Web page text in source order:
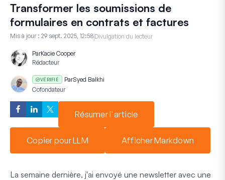
Transformer les soumissions de
formulaires en contrats et factures
Mis à jour : 29 sept. 2025, 12:58 Divulgation du lecteur
ParKacie Cooper
Rédacteur
VÉRIFIÉ ParSyed Balkhi
Cofondateur
Résumer l'article
Copier pour LLM Afficher Markdown
La semaine dernière, j'ai envoyé une newsletter avec une